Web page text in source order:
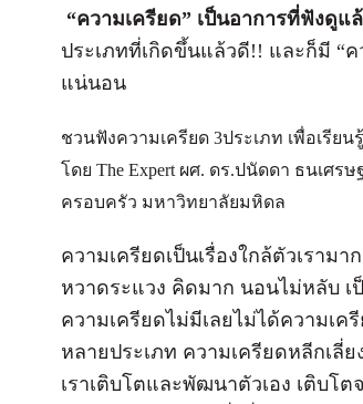
“ความเครียด” เป็นอาการที่ฟังดูแ
ประเภทที่เกิดขึ้นแล้วดี!! และก็มี “
แน่นอน
ชวนฟังความเครียด 3ประเภท เพื่อเรี
โดย The Expert ผศ. ดร.ปนัดดา ธนเศ
ครอบครัว มหาวิทยาลัยมหิดล
ความเครียดเป็นเรื่องใกล้ตัวเรามา
หวาดระแวง คิดมาก นอนไม่หลับ เ
ความเครียดไม่มีเลยไม่ได้ความเค
หลายประเภท ความเครียดหลีกเลี่
เราเติบโตและพัฒนาตัวเอง เติบโต